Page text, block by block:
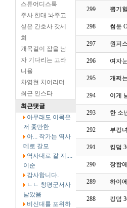
스튜어디스룩
주사 한대 놔주고
싶은 간호사 갓세
희
개목걸이 잡을 남
자 기다리는 고라
니율
차영현 치어리더
최근 인스타
최근댓글
아무래도 이목은
저 좇만한
아... 작가는 역사
데로 갈모
역사대로 갈 지....
이순
감사합니다.
ㄴㄴ 창평군서사
남았음
비신대를 포위하
299 뽑기
298 썸툰
297 원피
296 여자
295 개쩌
294 이게
293 한 소
292 부킹
291 킹덤
290 장합
289 하이
288 킹덤